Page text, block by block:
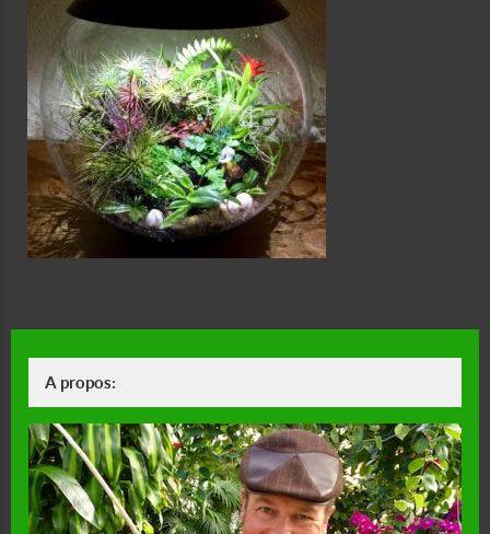
A propos: